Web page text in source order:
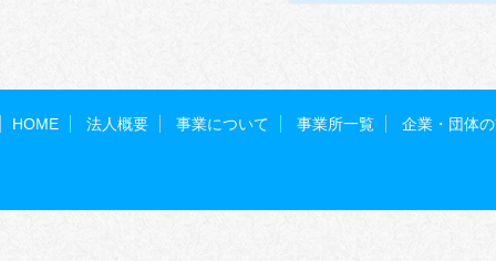
HOME 法人概要 事業について 事業所一覧 企業・団体